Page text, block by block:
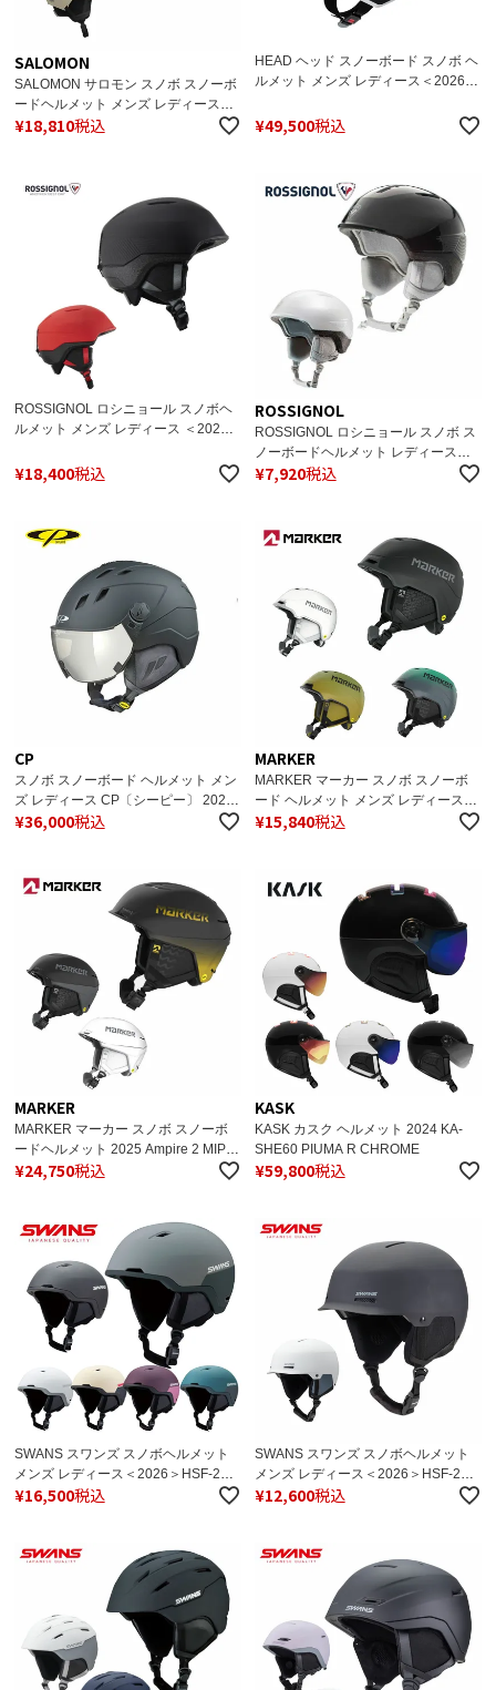
SALOMON
SALOMON サロモン スノボ スノーボ
ードヘルメット メンズ レディース
2025 BRIGADE RF【ASIAN FIT】
¥18,810税込
HEAD ヘッド スノーボード スノボ ヘ
ルメット メンズ レディース＜2026＞
ース ミップス RD / 320115
¥49,500税込
ROSSIGNOL ロシニョール スノボヘ
ルメット メンズ レディース ＜2026
ト / RKNHF01 / RKNHF03 日本正規
¥18,400税込
ROSSIGNOL
ROSSIGNOL ロシニョール スノボ ス
ノーボードヘルメット レディース
2024 FIT IMPACTS W フィット イン
¥7,920税込
CP
スノボ スノーボード ヘルメット メン
ズ レディース CP〔シーピー〕 2024
CPCC402 CP CORAO+ バイザー付
¥36,000税込
MARKER
MARKER マーカー スノボ スノーボ
ード ヘルメット メンズ レディース
2025 CONFIDANT MIPS / コンフィダ
¥15,840税込
MARKER
MARKER マーカー スノボ スノーボ
ードヘルメット 2025 Ampire 2 MIPs /
アンパイヤ 2 ミップス / 1432030
¥24,750税込
KASK
KASK カスク ヘルメット 2024 KA-
SHE60 PIUMA R CHROME
¥59,800税込
SWANS スワンズ スノボヘルメット
メンズ レディース＜2026＞HSF-241
/ HSF-241 P2 日本正規品
¥16,500税込
SWANS スワンズ スノボヘルメット
メンズ レディース＜2026＞HSF-251
P2 / HSF-251 P2 日本正規品
¥12,600税込